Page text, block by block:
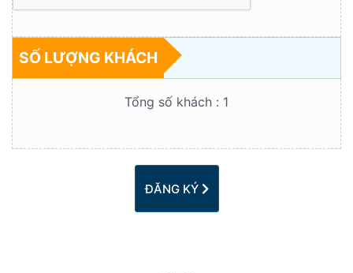
SỐ LƯỢNG KHÁCH
Tổng số khách : 1
ĐĂNG KÝ